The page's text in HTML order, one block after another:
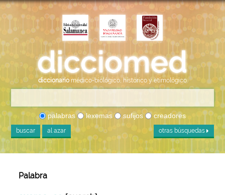
diccionario médico-biológico, histórico y etimológico
palabras lexemas sufijos creadores
buscar al azar otras búsquedas
Palabra